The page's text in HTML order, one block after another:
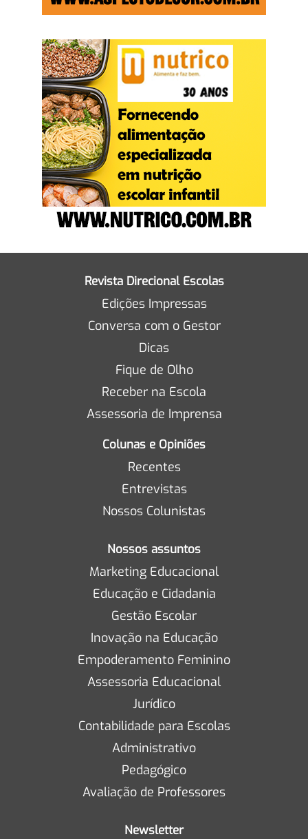
Revista Direcional Escolas
Edições Impressas
Conversa com o Gestor
Dicas
Fique de Olho
Receber na Escola
Assessoria de Imprensa
Colunas e Opiniões
Recentes
Entrevistas
Nossos Colunistas
Nossos assuntos
Marketing Educacional
Educação e Cidadania
Gestão Escolar
Inovação na Educação
Empoderamento Feminino
Assessoria Educacional
Jurídico
Contabilidade para Escolas
Administrativo
Pedagógico
Avaliação de Professores
Newsletter